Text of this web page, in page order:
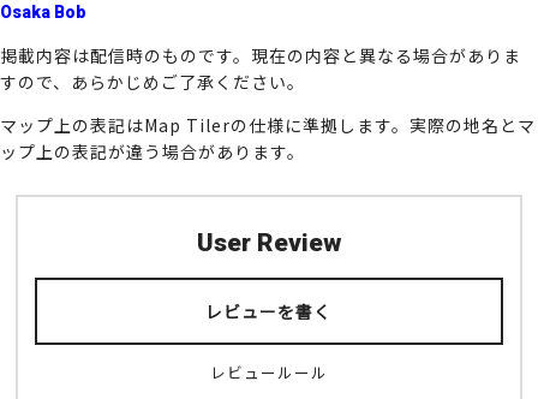
Osaka Bob
掲載内容は配信時のものです。現在の内容と異なる場合がありま
すので、あらかじめご了承ください。
マップ上の表記はMap Tilerの仕様に準拠します。実際の地名とマ
ップ上の表記が違う場合があります。
User Review
レビューを書く
レビュールール